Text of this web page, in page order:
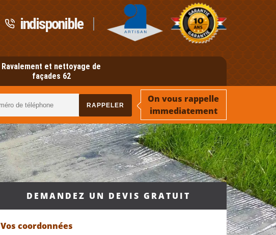
indisponible
Ravalement et nettoyage de
façades 62
On vous rappelle
immediatement
DEMANDEZ UN DEVIS GRATUIT
Vos coordonnées